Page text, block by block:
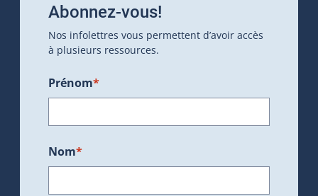
Abonnez-vous!
Nos infolettres vous permettent d’avoir accès
à plusieurs ressources.
Prénom*
Nom*